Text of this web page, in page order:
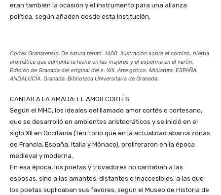
eran también la ocasión y el instrumento para una alianza
política, según añaden desde esta institución.
Codex Granatensis: De natura rerum. 1400. Ilustración sobre el comino, hierba
aromática que aumenta la leche en las mujeres y el esperma en el varón.
Edición de Granada del original del s. XIII. Arte gótico. Miniatura. ESPAÑA.
ANDALUCÍA. Granada. Biblioteca Universitaria de Granada.
CANTAR A LA AMADA: EL AMOR CORTÉS.
Según el MHC, los ideales del llamado amor cortés o cortesano,
que se desarrolló en ambientes aristocráticos y se inició en el
siglo XII en Occitania (territorio que en la actualidad abarca zonas
de Francia, España, Italia y Mónaco), proliferaron en la época
medieval y moderna.
En esa época, los poetas y trovadores no cantaban a las
esposas, sino a las amantes, distantes e inaccesibles, a las que
los poetas suplicaban sus favores, según el Museo de Historia de